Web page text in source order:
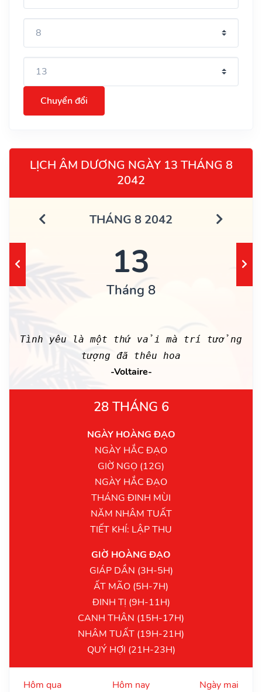
Chuyển đổi
LỊCH ÂM DƯƠNG NGÀY 13 THÁNG 8
2042
THÁNG 8 2042
13
Tháng 8
Tình yêu là một thứ vải mà trí tưởng
tượng đã thêu hoa
-Voltaire-
28 THÁNG 6
NGÀY HOÀNG ĐẠO
NGÀY HẮC ĐẠO
GIỜ NGỌ (12G)
NGÀY HẮC ĐẠO
THÁNG ĐINH MÙI
NĂM NHÂM TUẤT
TIẾT KHÍ: LẬP THU
GIỜ HOÀNG ĐẠO
GIÁP DẦN (3H-5H)
ẤT MÃO (5H-7H)
ĐINH TỊ (9H-11H)
CANH THÂN (15H-17H)
NHÂM TUẤT (19H-21H)
QUÝ HỢI (21H-23H)
Hôm qua Hôm nay Ngày mai